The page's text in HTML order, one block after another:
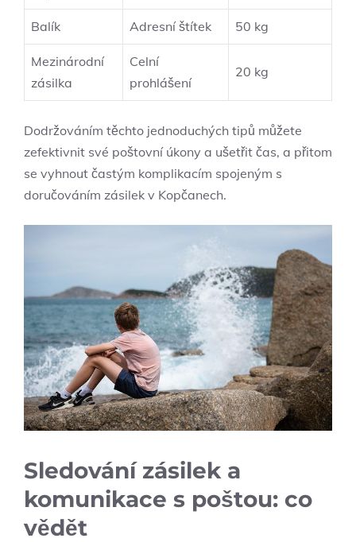
Balík Adresní štítek 50 kg
Mezinárodní
zásilka
Celní
prohlášení
20 kg
Dodržováním těchto jednoduchých tipů můžete
zefektivnit své poštovní úkony a ušetřit čas, a přitom
se vyhnout častým komplikacím spojeným s
doručováním zásilek v Kopčanech.
Sledování zásilek a
komunikace s poštou: co
vědět